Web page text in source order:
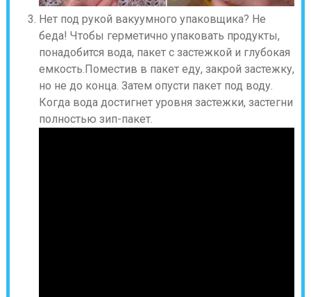
Нет под рукой вакуумного упаковщика? Не
беда! Чтобы герметично упаковать продукты,
понадобится вода, пакет с застежкой и глубокая
емкость.Поместив в пакет еду, закрой застежку,
но не до конца. Затем опусти пакет под воду.
Когда вода достигнет уровня застежки, застегни
полностью зип-пакет.